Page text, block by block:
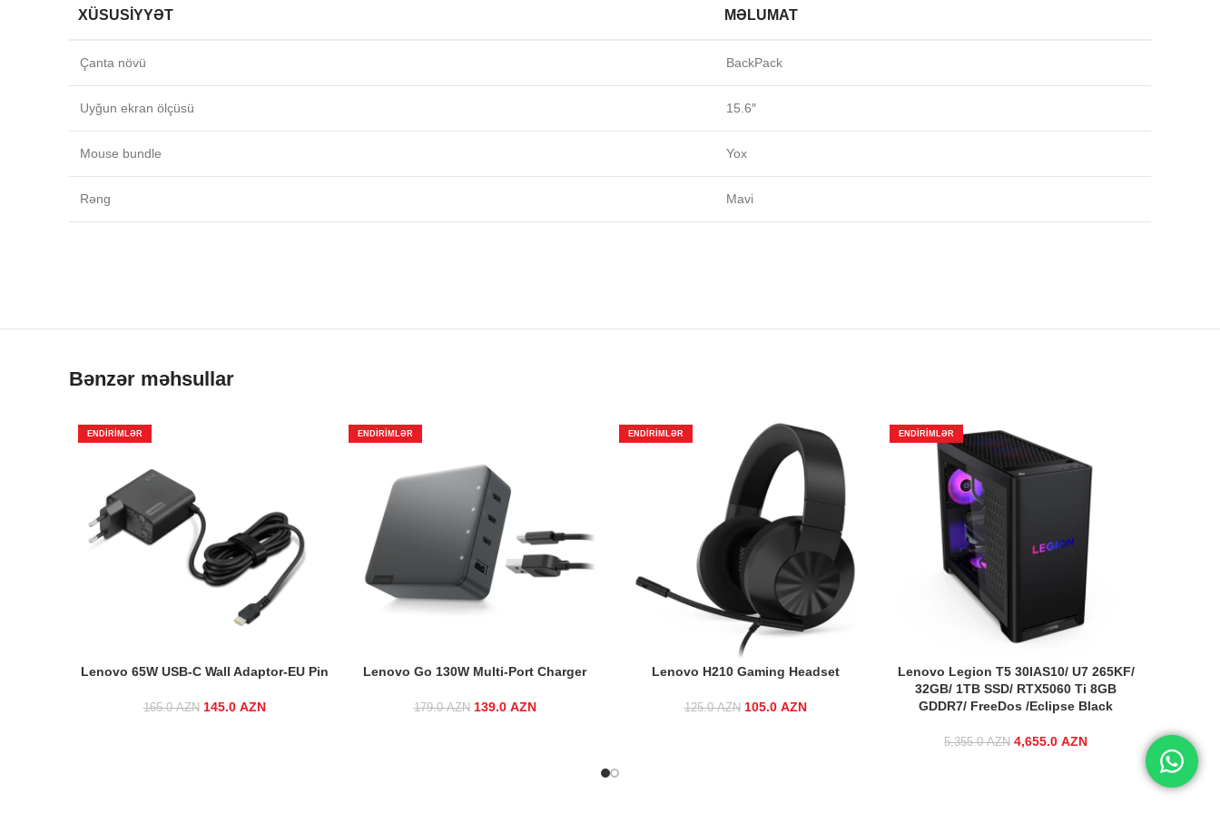
XÜSUSIYYƏT MƏLUMAT
Çanta növü BackPack
Uyğun ekran ölçüsü 15.6″
Mouse bundle Yox
Rəng Mavi
Bənzər məhsullar
ENDIRIMLƏR
Lenovo 65W USB-C Wall Adaptor-EU Pin
165.0AZN
Original price was:
145.0 AZN
ENDIRIMLƏR
Lenovo Go 130W Multi-Port Charger
179.0AZN
Original price was:
139.0 AZN
ENDIRIMLƏR
Lenovo H210 Gaming Headset
125.0AZN
Original price was:
105.0 AZN
ENDIRIMLƏR
Lenovo Legion T5 30IAS10/ U7 265KF/
32GB/ 1TB SSD/ RTX5060 Ti 8GB
GDDR7/ FreeDos /Eclipse Black
5,355.0AZN
Original price was:
4,655.0 AZN Current price
4,655.0 AZN.